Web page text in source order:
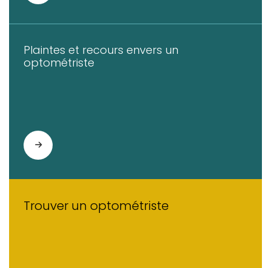
Plaintes et recours envers un
optométriste
Trouver un optométriste